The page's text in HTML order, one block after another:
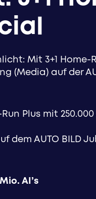
Mit 3+1
(Media) auf der
Plus mit 250.000
dem AUTO BILD
AI’s